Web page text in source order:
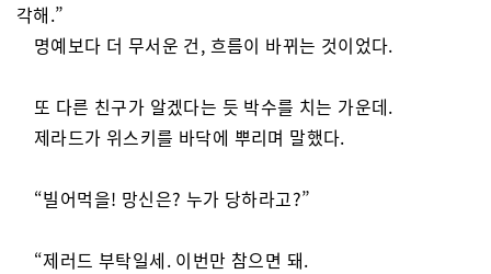
각해.”
명예보다 더 무서운 건, 흐름이 바뀌는 것이었다.
또 다른 친구가 알겠다는 듯 박수를 치는 가운데.
제라드가 위스키를 바닥에 뿌리며 말했다.
“빌어먹을! 망신은? 누가 당하라고?”
“제러드 부탁일세. 이번만 참으면 돼.